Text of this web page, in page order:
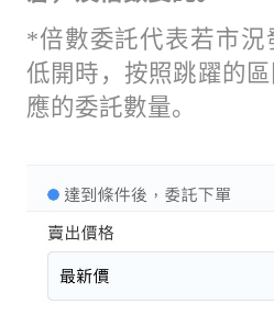
*倍數委託代表若市況
低開時，按照跳躍的
應的委託數量。